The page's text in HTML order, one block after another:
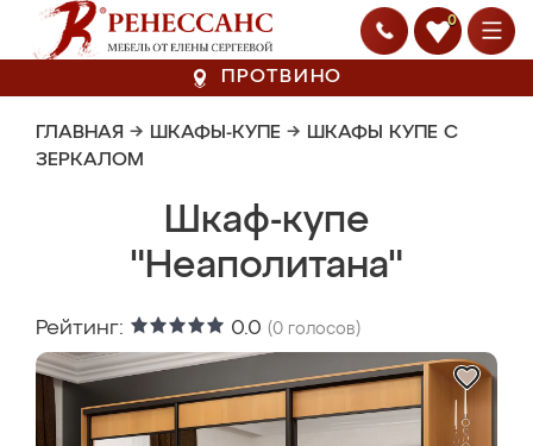
0
ПРОТВИНО
ГЛАВНАЯ → ШКАФЫ-КУПЕ → ШКАФЫ КУПЕ С
ЗЕРКАЛОМ
Шкаф-купе
"Неаполитана"
Рейтинг: 0.0 (0 голосов)